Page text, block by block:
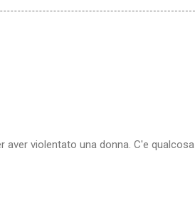
aver violentato una donna. C'e qualcosa